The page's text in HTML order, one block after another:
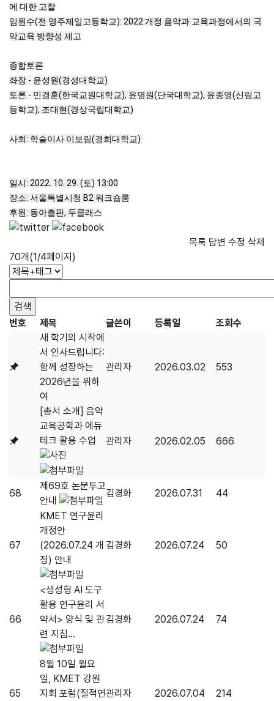
에 대한 고찰
임원수(전 영주제일고등학교): 2022 개정 음악과 교육과정에서의 국
악교육 방향성 제고
종합토론
좌장 - 윤성원(경성대학교)
토론 - 민경훈(한국교원대학교), 윤명원(단국대학교), 윤종영(신림고
등학교), 조대현(경상국립대학교)
사회: 학술이사 이보림(경희대학교)
일시: 2022. 10. 29. (토) 13:00
장소: 서울특별시청 B2 워크숍룸
후원: 동아출판, 두클래스
목록 답변 수정 삭제
70개(1/4페이지)
번호 제목 글쓴이 등록일
조회수
새 학기의 시작에
서 인사드립니다:
함께 성장하는
2026년을 위하
여
관리자 2026.03.02 553
[총서 소개] 음악
교육공학과 에듀
테크 활용 수업
관리자 2026.02.05 666
68
제69호 논문투고
안내
김경화 2026.07.31 44
67
KMET 연구윤리
개정안
(2026.07.24 개
정) 안내
김경화 2026.07.24 50
66
<생성형 AI 도구
활용 연구윤리 서
약서> 양식 및 관
련 지침...
김경화 2026.07.24 74
65
8월 10일 월요
일, KMET 강원
지회 포럼(질적연관리자 2026.07.04 214